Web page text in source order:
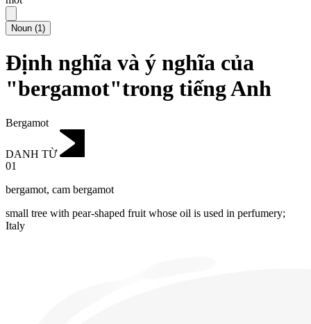
Noun (1)
Định nghĩa và ý nghĩa của
"bergamot"trong tiếng Anh
Bergamot
DANH TỪ
01
bergamot, cam bergamot
small tree with pear-shaped fruit whose oil is used in perfumery;
Italy